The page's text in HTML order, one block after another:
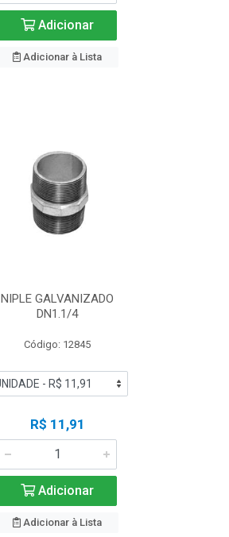
Adicionar
Adicionar à Lista
NIPLE GALVANIZADO
DN1.1/4
Código: 12845
R$ 11,91
Adicionar
Adicionar à Lista